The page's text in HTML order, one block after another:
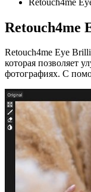
Retouch4me
Retouch4me Eye
которая позволяет
фотографиях. С